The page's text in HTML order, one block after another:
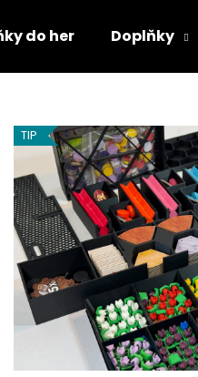
do her Doplňky
TIP
Doporučujeme